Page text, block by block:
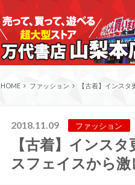
HOME ファッション 【古着】インス
2018.11.09 ファッション
【古着】インス
スフェイスから